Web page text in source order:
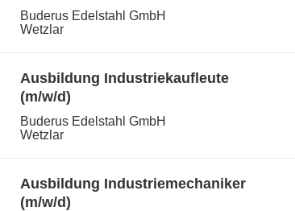
Buderus Edelstahl GmbH
Wetzlar
Ausbildung Industriekaufleute
(m/w/d)
Buderus Edelstahl GmbH
Wetzlar
Ausbildung Industriemechaniker
(m/w/d)